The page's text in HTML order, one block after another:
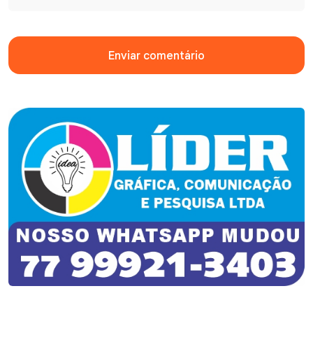
Enviar comentário